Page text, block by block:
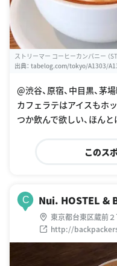
ストリーマー コーヒーカンパニー （
出典： tabelog.com/tokyo/A1303/
@渋谷、原宿、中目黒、茅
カフェラテはアイスもホ
つか飲んで欲しい、ほん
このス
C Nui. HOSTEL &
東京都台東区蔵前
http://